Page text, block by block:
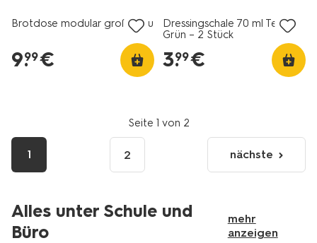
Brotdose modular groß, blau
9.
99€
Dressingschale 70 ml Terra
Grün – 2 Stück
3.
99€
Seite 1 von 2
1 2
nächste
Seite
nächste
Alles unter Schule und
Büro
mehr
anzeigen